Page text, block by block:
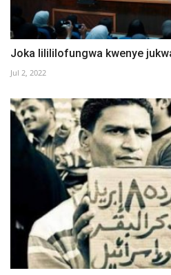
Joka lilililofungwa kwenye
Jul 2, 2022